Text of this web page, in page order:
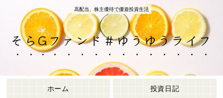
高配当、株主優待で優遊投資生活
そらGファンド＃ゆうゆうライフ
ホーム 投資日記